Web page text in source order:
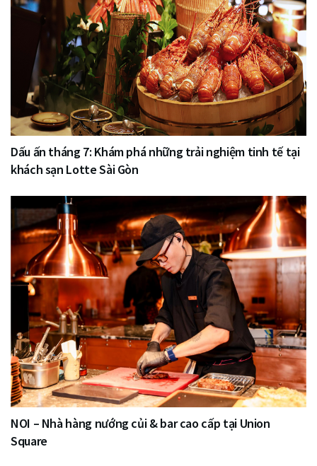
Dấu ấn tháng 7: Khám phá những trải nghiệm tinh tế tại
khách sạn Lotte Sài Gòn
NOI – Nhà hàng nướng củi & bar cao cấp tại Union
Square